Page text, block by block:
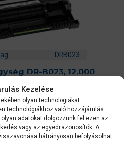
Kezelése
olyan technológiákat
technológiákhoz való hozzájárulás
adatokat dolgozzunk fel ezen az
vagy az egyedi azonosítók. A
hátrányosan befolyásolhat
DRB023
DR-B023, 12.000
590Ft